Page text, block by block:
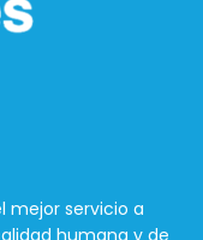
mejor servicio a
humana y de